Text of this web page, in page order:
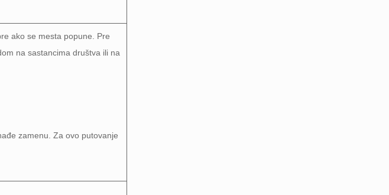
ako se mesta popune. Pre
na sastancima društva ili na
zamenu. Za ovo putovanje